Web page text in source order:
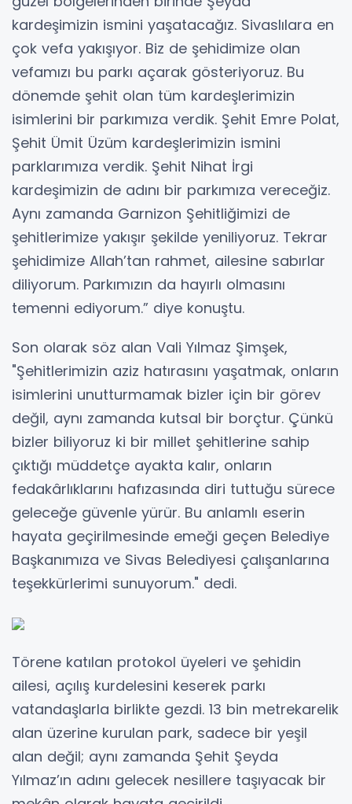
kardeşimizin ismini yaşatacağız. Sivaslılara en
çok vefa yakışıyor. Biz de şehidimize olan
vefamızı bu parkı açarak gösteriyoruz. Bu
dönemde şehit olan tüm kardeşlerimizin
isimlerini bir parkımıza verdik. Şehit Emre Polat,
Şehit Ümit Üzüm kardeşlerimizin ismini
parklarımıza verdik. Şehit Nihat İrgi
kardeşimizin de adını bir parkımıza vereceğiz.
Aynı zamanda Garnizon Şehitliğimizi de
şehitlerimize yakışır şekilde yeniliyoruz. Tekrar
şehidimize Allah’tan rahmet, ailesine sabırlar
diliyorum. Parkımızın da hayırlı olmasını
temenni ediyorum.” diye konuştu.
Son olarak söz alan Vali Yılmaz Şimşek,
"Şehitlerimizin aziz hatırasını yaşatmak, onların
isimlerini unutturmamak bizler için bir görev
değil, aynı zamanda kutsal bir borçtur. Çünkü
bizler biliyoruz ki bir millet şehitlerine sahip
çıktığı müddetçe ayakta kalır, onların
fedakârlıklarını hafızasında diri tuttuğu sürece
geleceğe güvenle yürür. Bu anlamlı eserin
hayata geçirilmesinde emeği geçen Belediye
Başkanımıza ve Sivas Belediyesi çalışanlarına
teşekkürlerimi sunuyorum." dedi.
Törene katılan protokol üyeleri ve şehidin
ailesi, açılış kurdelesini keserek parkı
vatandaşlarla birlikte gezdi. 13 bin metrekarelik
alan üzerine kurulan park, sadece bir yeşil
alan değil; aynı zamanda Şehit Şeyda
Yılmaz’ın adını gelecek nesillere taşıyacak bir